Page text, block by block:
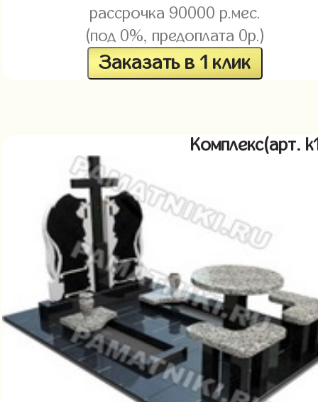
рассрочка 90000 р.мес.
(под 0%, предоплата 0р.)
Заказать в 1 клик
Комплекс(арт.